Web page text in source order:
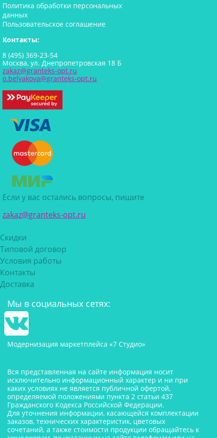
Политика обработки персональных
данных
Пользовательское соглашение
Контакты:
8 (495) 369-23-54
Москва, ул. Днепропетровская 18 Б
zakaz@granteks-opt.ru
o.belyakova@granteks-opt.ru
Если у вас остались вопросы, пишите
zakaz@granteks-opt.ru
Скидки
Типовой договор
Условия работы
Контакты
Доставка
Мы в социальных сетях:
Модернизация маркетплейса «7 Студио»
Вся представленная на сайте информация носит
исключительно информационный характер и ни при
каких условиях не является публичной офертой,
определяемой положениями пункта 2 статьи 437
Гражданского Кодекса Российской Федерации.
Для уточнения информации, касающейся комплектации
заказов, технических характеристик, цветовых
сочетаний, а также стоимости продукции обращайтесь к